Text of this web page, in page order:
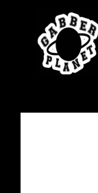
Skip to